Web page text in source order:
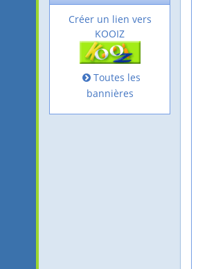
Créer un lien vers
KOOIZ
Toutes les
bannières